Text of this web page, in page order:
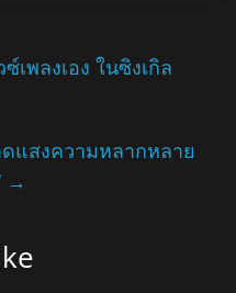
เพลงเอง ในซิงเกิล
แสงความหลากหลาย
→